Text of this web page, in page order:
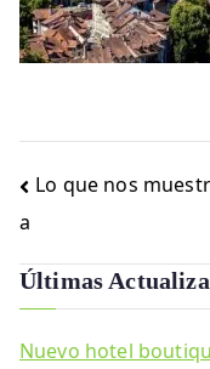
Navegación
de
entradas
Lo que nos
a
Últimas
Nuevo hotel